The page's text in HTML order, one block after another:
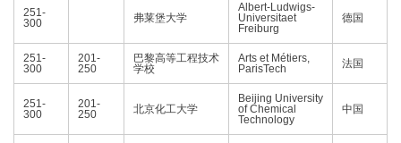
251-
300
弗莱堡大学
Albert-Ludwigs-
Universitaet
Freiburg
德国
251-
300
201-
250
巴黎高等工程技术
学校
Arts et Métiers,
ParisTech
法国
251-
300
201-
250
北京化工大学
Beijing University
of Chemical
Technology
中国